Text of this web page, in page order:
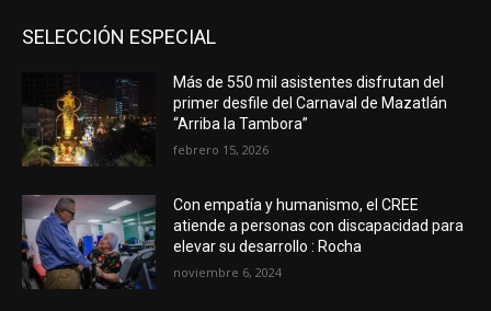
SELECCIÓN ESPECIAL
Más de 550 mil asistentes disfrutan del
primer desfile del Carnaval de Mazatlán
“Arriba la Tambora”
febrero 15, 2026
Con empatía y humanismo, el CREE
atiende a personas con discapacidad para
elevar su desarrollo : Rocha
noviembre 6, 2024